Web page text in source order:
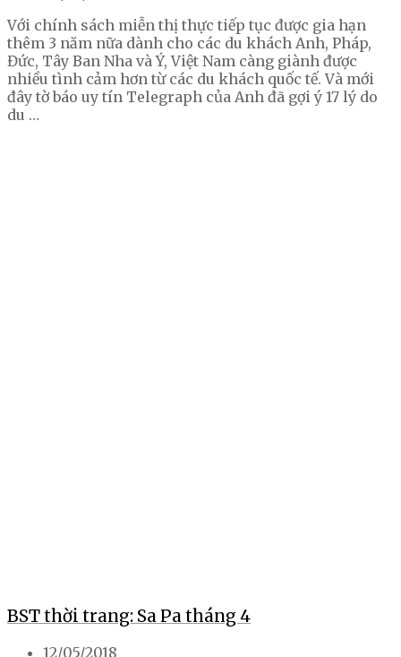
Với chính sách miễn thị thực tiếp tục được gia hạn
thêm 3 năm nữa dành cho các du khách Anh, Pháp,
Đức, Tây Ban Nha và Ý, Việt Nam càng giành được
nhiều tình cảm hơn từ các du khách quốc tế. Và mới
đây tờ báo uy tín Telegraph của Anh đã gợi ý 17 lý do
du …
BST thời trang: Sa Pa tháng 4
12/05/2018